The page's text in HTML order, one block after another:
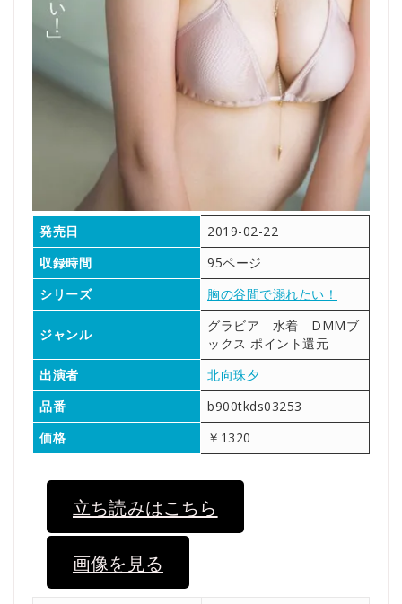
発売日
2019-02-22
収録時間
95ページ
シリーズ
胸の谷間で溺れたい！
ジャンル
グラビア 水着 DMMブ
ックス ポイント還元
出演者
北向珠夕
品番
b900tkds03253
価格
￥1320
立ち読みはこちら
画像を見る